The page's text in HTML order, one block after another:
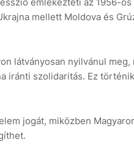
mellett Moldova és
látványosan nyilvánul
iránti szolidaritás. Ez
jogát, miközben